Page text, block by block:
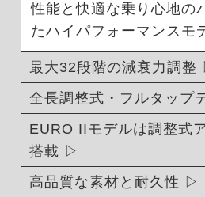
性能と快適な乗り心地の
たハイパフォーマンスモ
最大32段階の減衰力調整
全長調整式・フルタップ
EURO IIモデルは調整式
搭載
高品質な素材と耐久性